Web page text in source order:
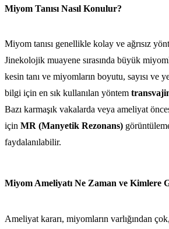
Miyom Tanısı Nasıl Konulur?
Miyom tanısı genellikle kolay ve ağrısız
Jinekolojik muayene sırasında büyük
kesin tanı ve miyomların boyutu, sayısı ve
bilgi için en sık kullanılan yöntem
Bazı karmaşık vakalarda veya ameliyat
için MR (Manyetik Rezonans)
faydalanılabilir.
Miyom Ameliyatı Ne Zaman ve Kimlere
Ameliyat kararı, miyomların varlığından çok,